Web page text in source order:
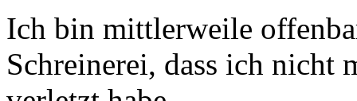
Ich bin mittlerweile
Schreinerei, dass ich nicht